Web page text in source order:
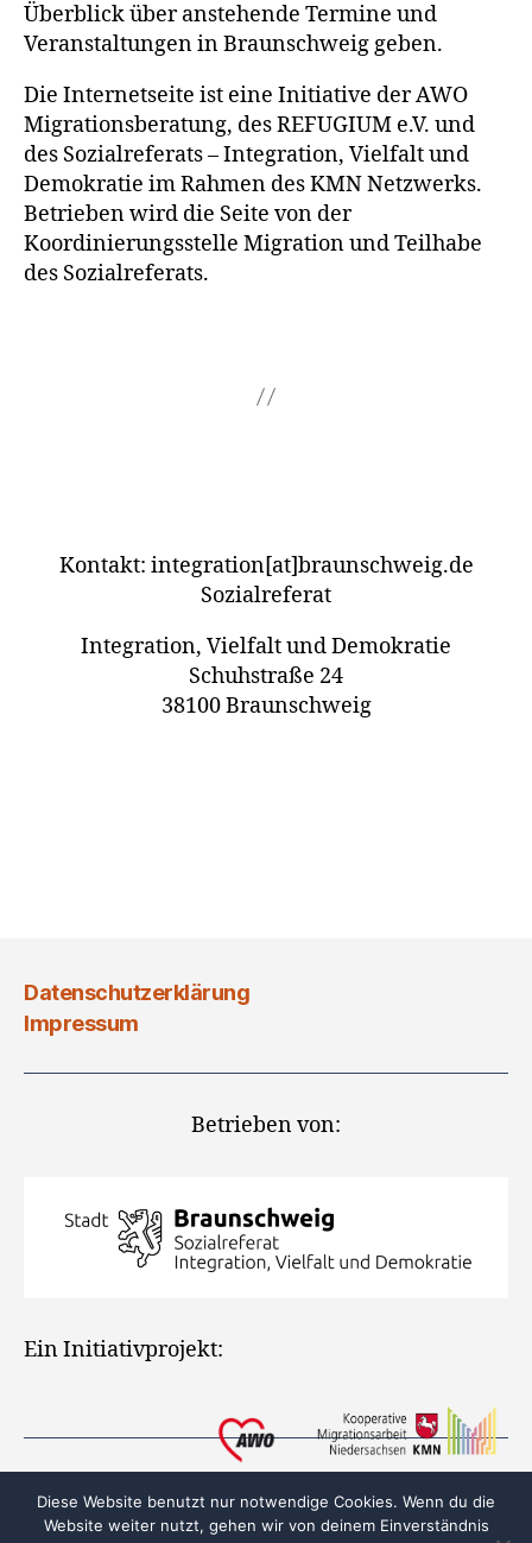
Überblick über anstehende Termine und
Veranstaltungen in Braunschweig geben.
Die Internetseite ist eine Initiative der AWO
Migrationsberatung, des REFUGIUM e.V. und
des Sozialreferats – Integration, Vielfalt und
Demokratie im Rahmen des KMN Netzwerks.
Betrieben wird die Seite von der
Koordinierungsstelle Migration und Teilhabe
des Sozialreferats.
Kontakt: integration[at]braunschweig.de
Sozialreferat
Integration, Vielfalt und Demokratie
Schuhstraße 24
38100 Braunschweig
Datenschutzerklärung
Impressum
Betrieben von:
Ein Initiativprojekt:
Diese Website benutzt nur notwendige Cookies. Wenn du die
Website weiter nutzt, gehen wir von deinem Einverständnis